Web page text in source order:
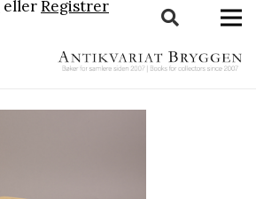
ellerRegistrer